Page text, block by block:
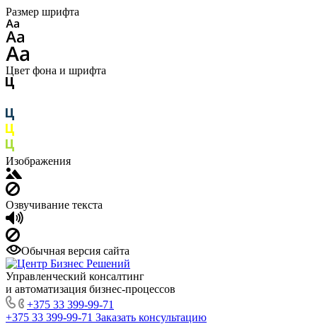
Размер шрифта
Цвет фона и шрифта
Изображения
Озвучивание текста
Обычная версия сайта
Управленческий консалтинг
и автоматизация бизнес-процессов
+375 33 399-99-71
+375 33 399-99-71 Заказать консультацию